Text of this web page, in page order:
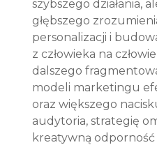
szybszego działania,
głębszego
personalizacji i
z człowieka na
dalszego
modeli marketingu
oraz większego
audytoria, strategię
kreatywną odporność